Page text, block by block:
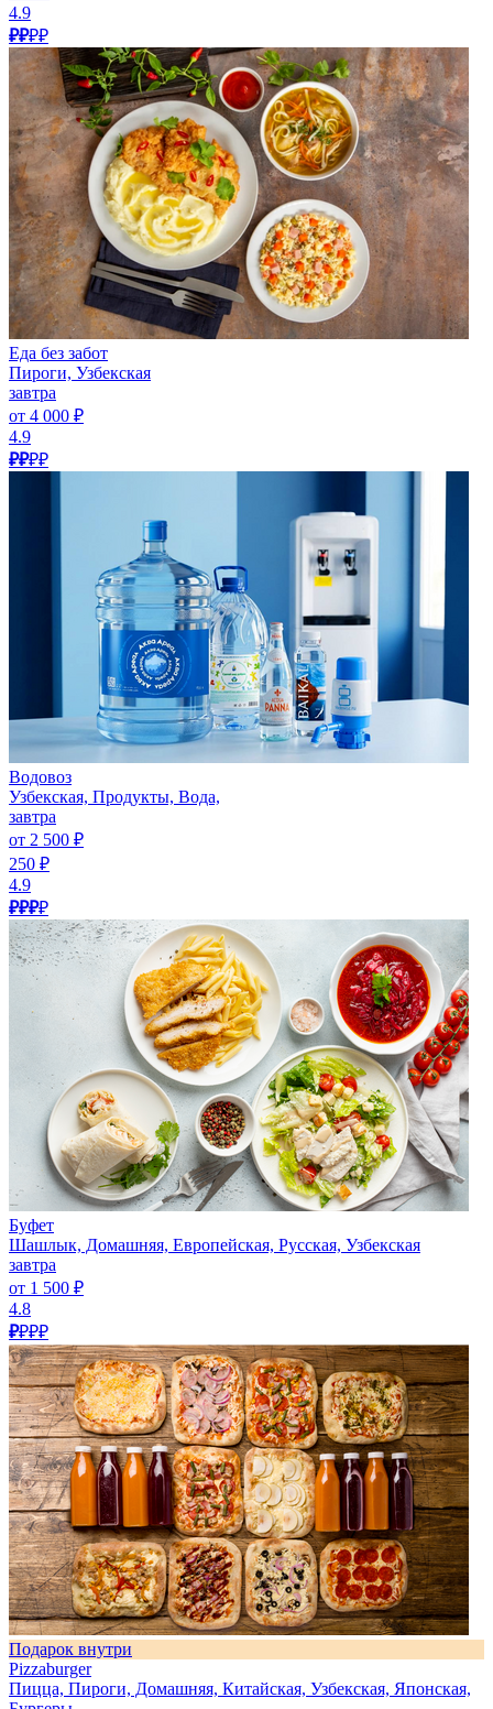
4.9
₽₽₽₽
Еда без забот
Пироги, Узбекская
завтра
от 4 000 ₽
4.9
₽₽₽₽
Водовоз
Узбекская, Продукты, Вода,
завтра
от 2 500 ₽
250 ₽
4.9
₽₽₽₽
Буфет
Шашлык, Домашняя, Европейская, Русская, Узбекская
завтра
от 1 500 ₽
4.8
₽₽₽₽
Подарок внутри
Pizzaburger
Пицца, Пироги, Домашняя, Китайская, Узбекская, Японская,